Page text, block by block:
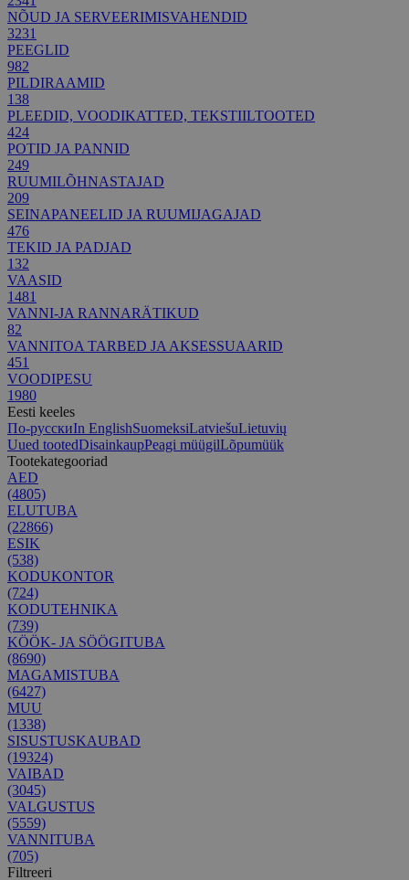
NÕUD JA SERVEERIMISVAHENDID
3231
PEEGLID
982
PILDIRAAMID
138
PLEEDID, VOODIKATTED, TEKSTIILTOOTED
424
POTID JA PANNID
249
RUUMILÕHNASTAJAD
209
SEINAPANEELID JA RUUMIJAGAJAD
476
TEKID JA PADJAD
132
VAASID
1481
VANNI-JA RANNARÄTIKUD
82
VANNITOA TARBED JA AKSESSUAARID
451
VOODIPESU
1980
Eesti keeles
По-русскиIn EnglishSuomeksiLatviešuLietuvių
Uued tootedDisainkaupPeagi müügilLõpumüük
Tootekategooriad
AED
(4805)
ELUTUBA
(22866)
ESIK
(538)
KODUKONTOR
(724)
KODUTEHNIKA
(739)
KÖÖK- JA SÖÖGITUBA
(8690)
MAGAMISTUBA
(6427)
MUU
(1338)
SISUSTUSKAUBAD
(19324)
VAIBAD
(3045)
VALGUSTUS
(5559)
VANNITUBA
(705)
Filtreeri